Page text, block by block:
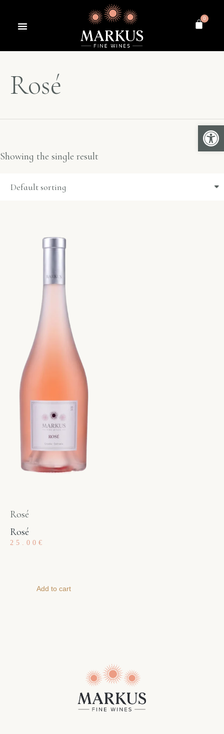
0
Rosé
Showing the single result
Rosé
Rosé
25.00 €
Add to cart